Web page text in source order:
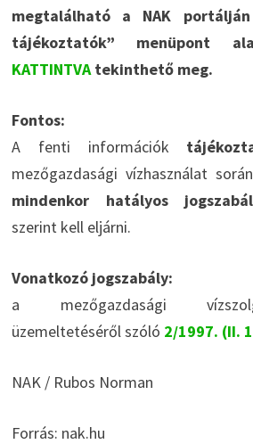
megtalálható a NAK
tájékoztatók” menüpont
KATTINTVAtekinthető meg.
Fontos:
A fenti információk
mezőgazdasági vízhasználat
mindenkor hatályos
szerint kell eljárni.
Vonatkozó jogszabály:
a mezőgazdasági
üzemeltetéséről szóló 2/1997. (II.
NAK / Rubos Norman
Forrás: nak.hu